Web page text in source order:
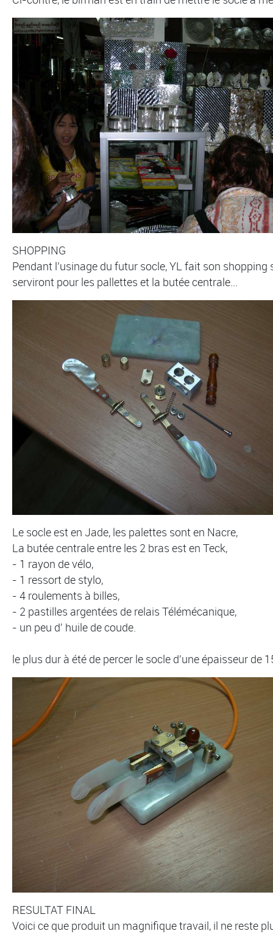
SHOPPING
Pendant l'usinage du futur socle, YL fait son
serviront pour les pallettes et la butée centrale...
Le socle est en Jade, les palettes sont en Nacre,
La butée centrale entre les 2 bras est en Teck,
- 1 rayon de vélo,
- 1 ressort de stylo,
- 4 roulements à billes,
- 2 pastilles argentées de relais Télémécanique,
- un peu d' huile de coude.
le plus dur à été de percer le socle d'une épaisseur de
RESULTAT FINAL
Voici ce que produit un magnifique travail, il ne reste